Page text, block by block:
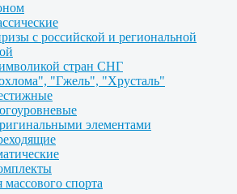
с российской и региональной
стран СНГ
"Гжель", "Хрусталь"
элементами
спорта